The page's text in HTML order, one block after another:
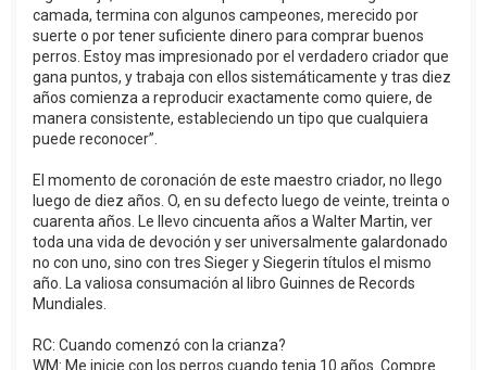
camada, termina con algunos campeones, merecido por
suerte o por tener suficiente dinero para comprar buenos
perros. Estoy mas impresionado por el verdadero criador que
gana puntos, y trabaja con ellos sistemáticamente y tras diez
años comienza a reproducir exactamente como quiere, de
manera consistente, estableciendo un tipo que cualquiera
puede reconocer”.
El momento de coronación de este maestro criador, no llego
luego de diez años. O, en su defecto luego de veinte, treinta o
cuarenta años. Le llevo cincuenta años a Walter Martin, ver
toda una vida de devoción y ser universalmente galardonado
no con uno, sino con tres Sieger y Siegerin títulos el mismo
año. La valiosa consumación al libro Guinnes de Records
Mundiales.
RC: Cuando comenzó con la crianza?
WM: Me inicie con los perros cuando tenia 10 años. Compre